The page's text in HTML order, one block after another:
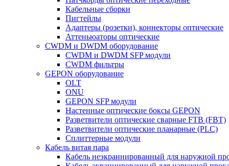
Кабельные сборки
Пигтейлы
Адаптеры (розетки), коннекторы оптические
Аттеньюаторы оптические
CWDM и DWDM оборудование
CWDM и DWDM SFP модули
CWDM фильтры
GEPON оборудование
OLT
ONU
GEPON SFP модули
Настенные оптические боксы GEPON
Разветвители оптические сварные FTB (FBT)
Разветвители оптические планарные (PLC)
Сплиттерные модули
Кабель витая пара
Кабель неэкраннированный для наружной